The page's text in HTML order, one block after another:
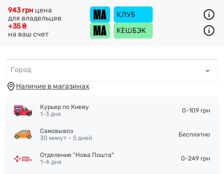
+35 ₴
на ваш счет
943 грн цена
для владельцев
Город*
Город
Наличие в магазинах
Курьер по Киеву
1-3 дня
0-109 грн
Самовывоз
30 минут – 5 дней
Бесплатно
Отделение "Нова Пошта"
1-4 дня
0-249 грн